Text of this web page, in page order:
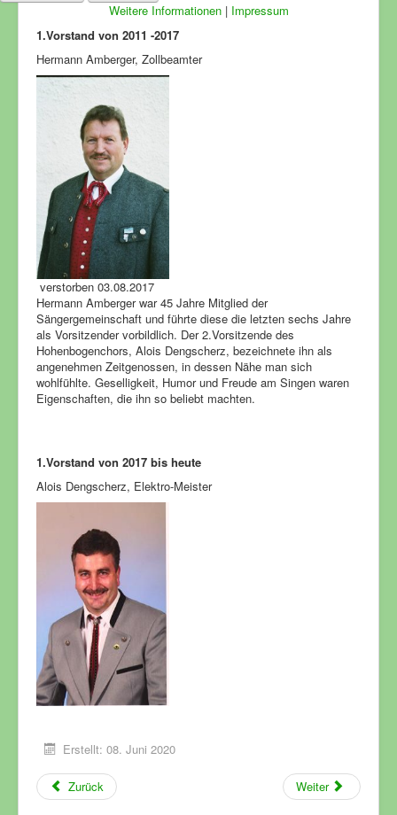
1.Vorstand von 2011 -2017
Hermann Amberger, Zollbeamter
verstorben 03.08.2017
Hermann Amberger war 45 Jahre Mitglied der
Sängergemeinschaft und führte diese die letzten sechs Jahre
als Vorsitzender vorbildlich. Der 2.Vorsitzende des
Hohenbogenchors, Alois Dengscherz, bezeichnete ihn als
angenehmen Zeitgenossen, in dessen Nähe man sich
wohlfühlte. Geselligkeit, Humor und Freude am Singen waren
Eigenschaften, die ihn so beliebt machten.
1.Vorstand von 2017 bis heute
Alois Dengscherz, Elektro-Meister
Erstellt: 08. Juni 2020
Zurück Weiter
Weitere Informationen| Impressum